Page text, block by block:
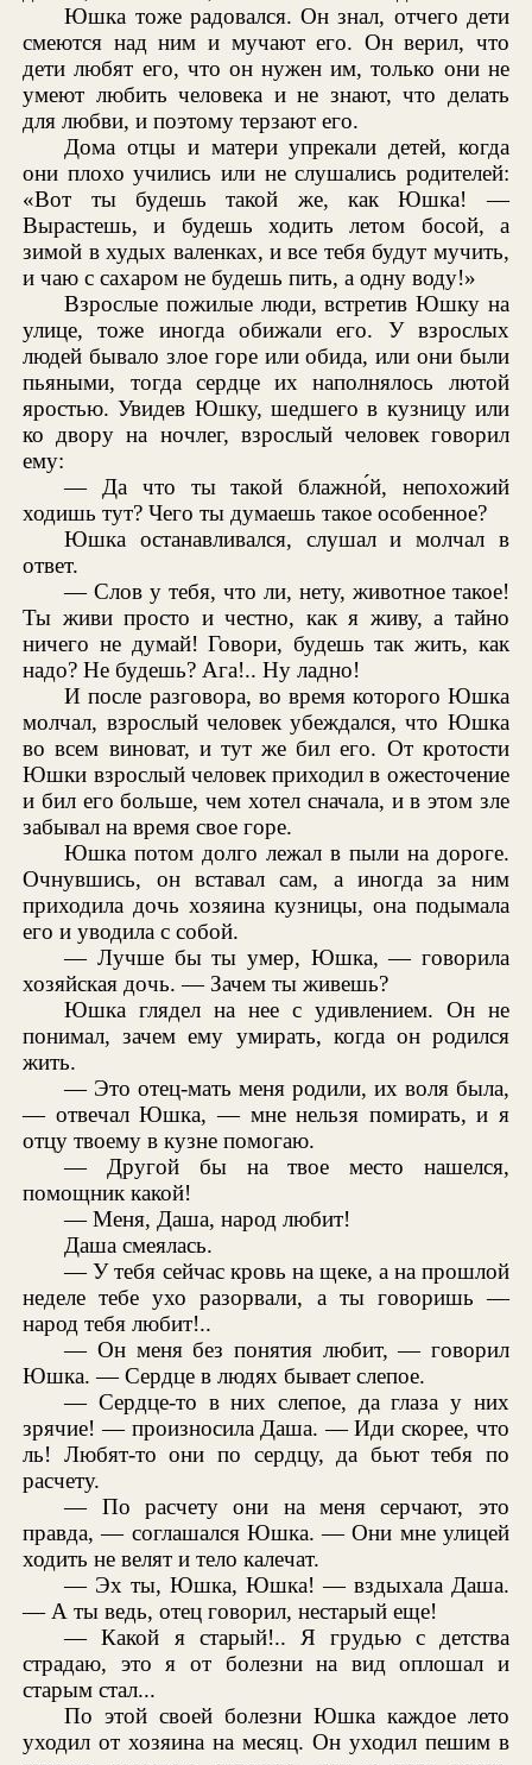
Юшка тоже радовался. Он знал, отчего дети
смеются над ним и мучают его. Он верил, что
дети любят его, что он нужен им, только они не
умеют любить человека и не знают, что делать
для любви, и поэтому терзают его.
Дома отцы и матери упрекали детей, когда
они плохо учились или не слушались родителей:
«Вот ты будешь такой же, как Юшка! —
Вырастешь, и будешь ходить летом босой, а
зимой в худых валенках, и все тебя будут мучить,
и чаю с сахаром не будешь пить, а одну воду!»
Взрослые пожилые люди, встретив Юшку на
улице, тоже иногда обижали его. У взрослых
людей бывало злое горе или обида, или они были
пьяными, тогда сердце их наполнялось лютой
яростью. Увидев Юшку, шедшего в кузницу или
ко двору на ночлег, взрослый человек говорил
ему:
— Да что ты такой блажно́й, непохожий
ходишь тут? Чего ты думаешь такое особенное?
Юшка останавливался, слушал и молчал в
ответ.
— Слов у тебя, что ли, нету, животное такое!
Ты живи просто и честно, как я живу, а тайно
ничего не думай! Говори, будешь так жить, как
надо? Не будешь? Ага!.. Ну ладно!
И после разговора, во время которого Юшка
молчал, взрослый человек убеждался, что Юшка
во всем виноват, и тут же бил его. От кротости
Юшки взрослый человек приходил в ожесточение
и бил его больше, чем хотел сначала, и в этом зле
забывал на время свое горе.
Юшка потом долго лежал в пыли на дороге.
Очнувшись, он вставал сам, а иногда за ним
приходила дочь хозяина кузницы, она подымала
его и уводила с собой.
— Лучше бы ты умер, Юшка, — говорила
хозяйская дочь. — Зачем ты живешь?
Юшка глядел на нее с удивлением. Он не
понимал, зачем ему умирать, когда он родился
жить.
— Это отец-мать меня родили, их воля была,
— отвечал Юшка, — мне нельзя помирать, и я
отцу твоему в кузне помогаю.
— Другой бы на твое место нашелся,
помощник какой!
— Меня, Даша, народ любит!
Даша смеялась.
— У тебя сейчас кровь на щеке, а на прошлой
неделе тебе ухо разорвали, а ты говоришь —
народ тебя любит!..
— Он меня без понятия любит, — говорил
Юшка. — Сердце в людях бывает слепое.
— Сердце-то в них слепое, да глаза у них
зрячие! — произносила Даша. — Иди скорее, что
ль! Любят-то они по сердцу, да бьют тебя по
расчету.
— По расчету они на меня серчают, это
правда, — соглашался Юшка. — Они мне улицей
ходить не велят и тело калечат.
— Эх ты, Юшка, Юшка! — вздыхала Даша.
— А ты ведь, отец говорил, нестарый еще!
— Какой я старый!.. Я грудью с детства
страдаю, это я от болезни на вид оплошал и
старым стал...
По этой своей болезни Юшка каждое лето
уходил от хозяина на месяц. Он уходил пешим в